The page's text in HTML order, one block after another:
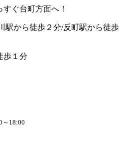
ぐ台町方面へ！
駅から徒歩２分/反町駅から徒歩
歩１分
～18:00